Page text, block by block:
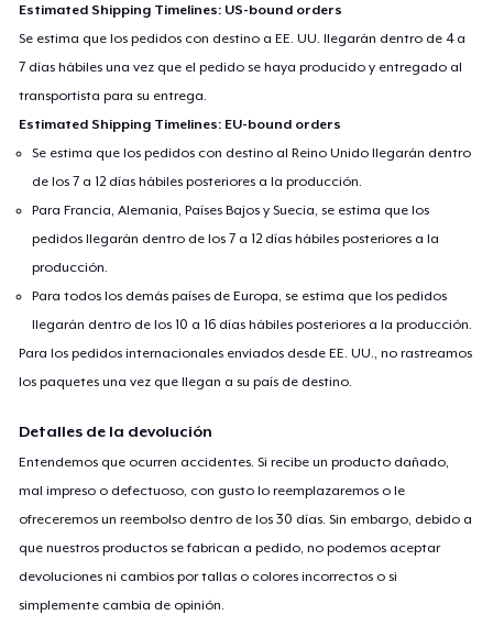
Estimated Shipping Timelines: US-bound orders
Se estima que los pedidos con destino a EE. UU. llegarán dentro de 4 a
7 días hábiles una vez que el pedido se haya producido y entregado al
transportista para su entrega.
Estimated Shipping Timelines: EU-bound orders
Se estima que los pedidos con destino al Reino Unido llegarán dentro
de los 7 a 12 días hábiles posteriores a la producción.
Para Francia, Alemania, Países Bajos y Suecia, se estima que los
pedidos llegarán dentro de los 7 a 12 días hábiles posteriores a la
producción.
Para todos los demás países de Europa, se estima que los pedidos
llegarán dentro de los 10 a 16 días hábiles posteriores a la producción.
Para los pedidos internacionales enviados desde EE. UU., no rastreamos
los paquetes una vez que llegan a su país de destino.
Detalles de la devolución
Entendemos que ocurren accidentes. Si recibe un producto dañado,
mal impreso o defectuoso, con gusto lo reemplazaremos o le
ofreceremos un reembolso dentro de los 30 días. Sin embargo, debido a
que nuestros productos se fabrican a pedido, no podemos aceptar
devoluciones ni cambios por tallas o colores incorrectos o si
simplemente cambia de opinión.